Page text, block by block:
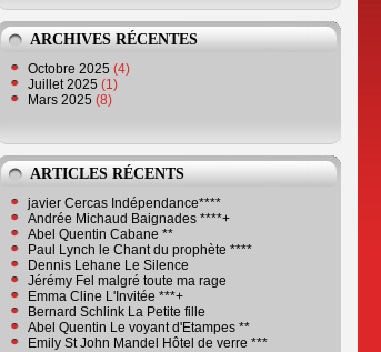
ARCHIVES RÉCENTES
Octobre 2025 (4)
Juillet 2025 (1)
Mars 2025 (8)
ARTICLES RÉCENTS
javier Cercas Indépendance****
Andrée Michaud Baignades ****+
Abel Quentin Cabane **
Paul Lynch le Chant du prophète ****
Dennis Lehane Le Silence
Jérémy Fel malgré toute ma rage
Emma Cline L'Invitée ***+
Bernard Schlink La Petite fille
Abel Quentin Le voyant d'Etampes **
Emily St John Mandel Hôtel de verre ***